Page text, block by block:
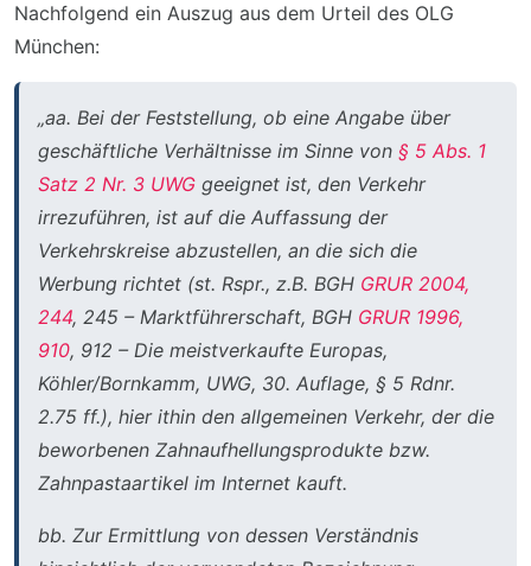
Nachfolgend ein Auszug aus dem Urteil des OLG
München:
„aa. Bei der Feststellung, ob eine Angabe über
geschäftliche Verhältnisse im Sinne von § 5 Abs. 1
Satz 2 Nr. 3 UWG geeignet ist, den Verkehr
irrezuführen, ist auf die Auffassung der
Verkehrskreise abzustellen, an die sich die
Werbung richtet (st. Rspr., z.B. BGH GRUR 2004,
244, 245 – Marktführerschaft, BGH GRUR 1996,
910, 912 – Die meistverkaufte Europas,
Köhler/Bornkamm, UWG, 30. Auflage, § 5 Rdnr.
2.75 ff.), hier ithin den allgemeinen Verkehr, der die
beworbenen Zahnaufhellungsprodukte bzw.
Zahnpastaartikel im Internet kauft.
bb. Zur Ermittlung von dessen Verständnis